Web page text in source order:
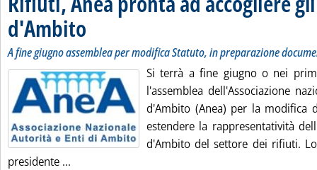
d'Ambito . Sottotitolo: A fine giugno assemblea per modifica Statuto, in
. Pubblicata mercoledì 18 aprile 2018 alle 8.46.
A fine giugno assemblea per modifica Statuto, in preparazione
Si terrà a fine giugno o nei
l'assemblea dell'Associazione
d'Ambito (Anea) per la modifica
estendere la rappresentatività
d'Ambito del settore dei rifiuti.
presidente ...